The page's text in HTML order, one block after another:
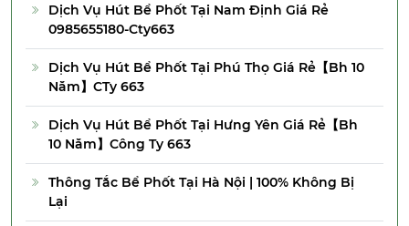
Dịch Vụ Hút Bể Phốt Tại Nam Định Giá Rẻ
0985655180-Cty663
Dịch Vụ Hút Bể Phốt Tại Phú Thọ Giá Rẻ【Bh 10
Năm】CTy 663
Dịch Vụ Hút Bể Phốt Tại Hưng Yên Giá Rẻ【Bh
10 Năm】Công Ty 663
Thông Tắc Bể Phốt Tại Hà Nội | 100% Không Bị
Lại